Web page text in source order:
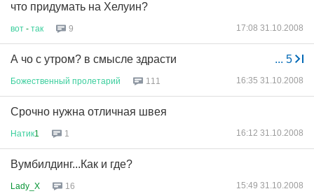
что придумать на Хелуин?
вот - так 9 17:08 31.10.2008
... 5
А чо с утром? в смысле здрасти
Божественный пролетарий 111 16:35 31.10.2008
Срочно нужна отличная швея
Натик1 1 16:12 31.10.2008
Вумбилдинг...Как и где?
Lady_X 16 15:49 31.10.2008